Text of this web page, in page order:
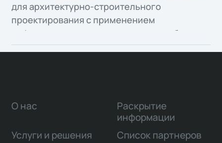
для архитектурно-строительного
проектирования с применением
информационного моделирования объектов
капитального строительства, а также
О нас
Услуги и решения
Раскрытие
информации
Список партнеров